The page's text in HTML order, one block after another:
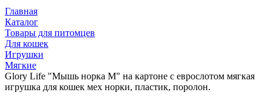
Главная
Каталог
Товары для питомцев
Для кошек
Игрушки
Мягкие
Glory Life "Мышь норка М" на картоне с еврослотом мягкая
игрушка для кошек мех норки, пластик, поролон.